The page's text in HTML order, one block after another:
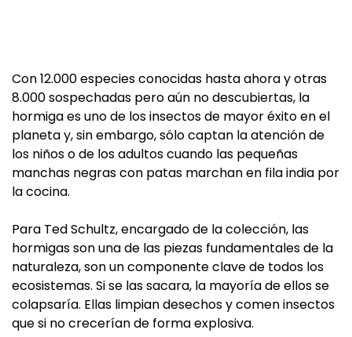
Con 12.000 especies conocidas hasta ahora y otras
8.000 sospechadas pero aún no descubiertas, la
hormiga es uno de los insectos de mayor éxito en el
planeta y, sin embargo, sólo captan la atención de
los niños o de los adultos cuando las pequeñas
manchas negras con patas marchan en fila india por
la cocina.
Para Ted Schultz, encargado de la colección, las
hormigas son una de las piezas fundamentales de la
naturaleza, son un componente clave de todos los
ecosistemas. Si se las sacara, la mayoría de ellos se
colapsaría. Ellas limpian desechos y comen insectos
que si no crecerían de forma explosiva.